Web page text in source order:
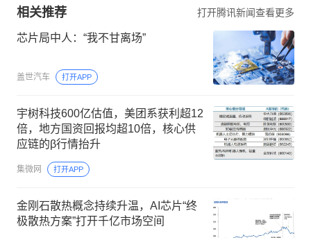
相关推荐 打开腾讯新闻查看更多
芯片局中人：“我不甘离场”
盖世汽车 打开APP
宇树科技600亿估值，美团系获利超12
倍，地方国资回报均超10倍，核心供
应链的β行情抬升
集微网 打开APP
金刚石散热概念持续升温，AI芯片“终
极散热方案”打开千亿市场空间